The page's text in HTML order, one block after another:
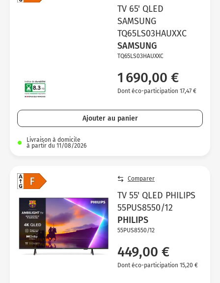
TV 65' QLED
SAMSUNG
TQ65LS03HAUXXC
SAMSUNG
TQ65LS03HAUXXC
1 690,00 €
Dont éco-participation 17,47 €
Ajouter au panier
Livraison à domicile
à partir du 11/08/2026
Comparer
TV 55' QLED PHILIPS
55PUS8550/12
PHILIPS
55PUS8550/12
449,00 €
Dont éco-participation 15,20 €